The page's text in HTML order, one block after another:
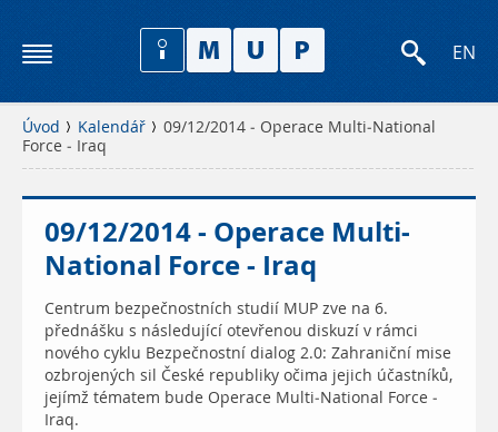
EN
Úvod Kalendář
09/12/2014 - Operace Multi-National
Force - Iraq
09/12/2014 - Operace Multi-
National Force - Iraq
Centrum bezpečnostních studií MUP zve na 6.
přednášku s následující otevřenou diskuzí v rámci
nového cyklu Bezpečnostní dialog 2.0: Zahraniční mise
ozbrojených sil České republiky očima jejich účastníků,
jejímž tématem bude Operace Multi-National Force -
Iraq.